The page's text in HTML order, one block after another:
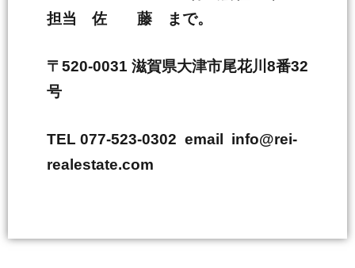
担当 佐 藤 まで。
〒520-0031 滋賀県大津市尾花川8番32
号
TEL 077-523-0302 email info@rei-
realestate.com